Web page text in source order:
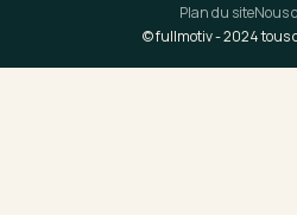
© fullmotiv -2024tous
Plan du siteNous